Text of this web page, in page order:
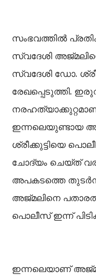
സംഭവത്തില്‍
സ്വദേശി
സ്വദേശി ഡോ.
രേഖപ്പെടുത്തി.
ഇന്നലെയുണ്ടായ
ശ്രീക്കുട്ടിയെ
ചോദ്യം ചെയ്ത്
അപകടത്തെ
അജ്‌മലിനെ
പൊലീസ് ഇന്ന്
ഇന്നലെയാണ് അജ്മല്‍